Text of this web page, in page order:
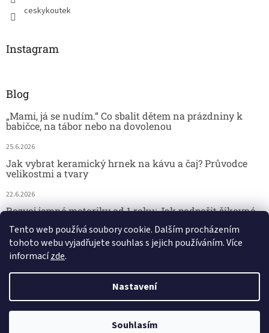
Tento web používá soubory cookie. Dalším procházením
tohoto webu vyjadřujete souhlas s jejich používáním. Více
informacízde.
Nastavení
Souhlasím
29.7. kamenná prodejna - DOVOLENÁ. 🚚 Doprava zdarma při nákupu
ceskykoutek
Instagram
Blog
„Mami, já se nudím.“ Co sbalit dětem na prázdniny k
babičce, na tábor nebo na dovolenou
25.6.2026
Jak vybrat keramický hrnek na kávu a čaj? Průvodce
velikostmi a tvary
22.6.2026
Rozvoj jemné motoriky od 1 roku: Jak podpořit šikovné
18.6.2026
Vytvořil Shoptet
Český koutek. Všechna práva vyhrazena.